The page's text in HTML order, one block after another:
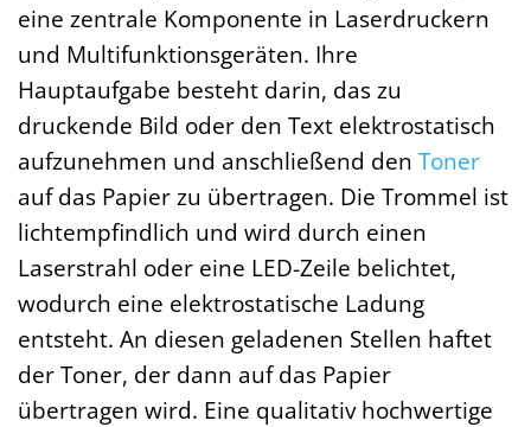
eine zentrale Komponente in Laserdruckern
und Multifunktionsgeräten. Ihre
Hauptaufgabe besteht darin, das zu
druckende Bild oder den Text elektrostatisch
aufzunehmen und anschließend den Toner
auf das Papier zu übertragen. Die Trommel ist
lichtempfindlich und wird durch einen
Laserstrahl oder eine LED-Zeile belichtet,
wodurch eine elektrostatische Ladung
entsteht. An diesen geladenen Stellen haftet
der Toner, der dann auf das Papier
übertragen wird. Eine qualitativ hochwertige